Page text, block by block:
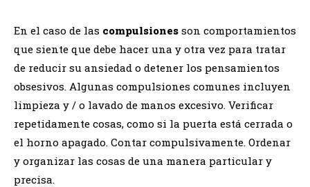
En el caso de las compulsiones son comportamientos
que siente que debe hacer una y otra vez para tratar
de reducir su ansiedad o detener los pensamientos
obsesivos. Algunas compulsiones comunes incluyen
limpieza y / o lavado de manos excesivo. Verificar
repetidamente cosas, como si la puerta está cerrada o
el horno apagado. Contar compulsivamente. Ordenar
y organizar las cosas de una manera particular y
precisa.